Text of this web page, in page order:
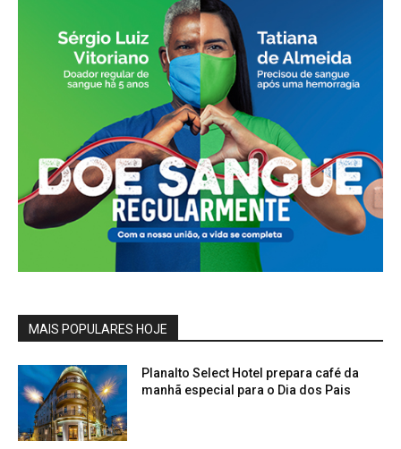
MAIS POPULARES HOJE
Planalto Select Hotel prepara café da
manhã especial para o Dia dos Pais